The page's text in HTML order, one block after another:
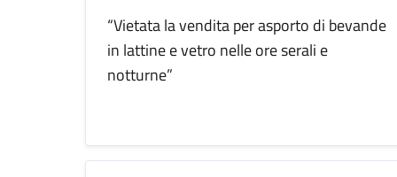
“Vietata la vendita per asporto di bevande
in lattine e vetro nelle ore serali e
notturne”